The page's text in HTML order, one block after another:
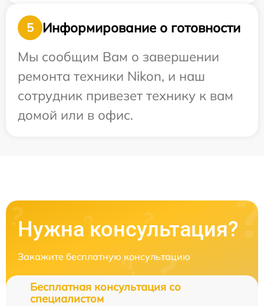
5
Информирование о готовности
Мы сообщим Вам о завершении
ремонта техники Nikon, и наш
сотрудник привезет технику к вам
домой или в офис.
Нужна консультация?
Закажите бесплатную консультацию
Бесплатная консультация со
специалистом